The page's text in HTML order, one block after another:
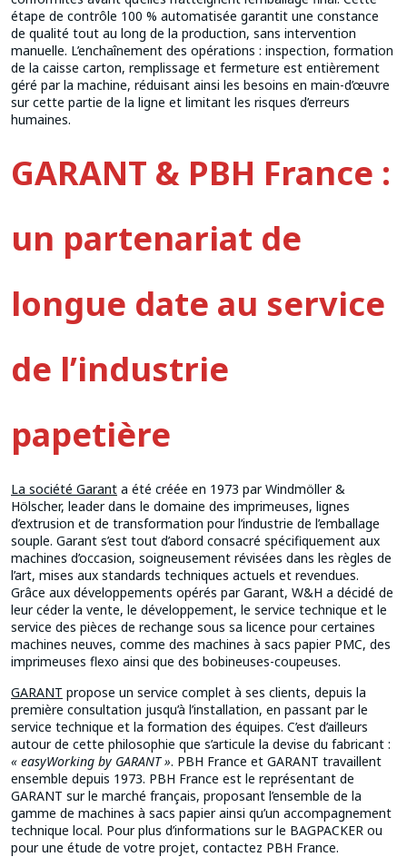
étape de contrôle 100 % automatisée garantit une constance
de qualité tout au long de la production, sans intervention
manuelle. L’enchaînement des opérations : inspection, formation
de la caisse carton, remplissage et fermeture est entièrement
géré par la machine, réduisant ainsi les besoins en main-d’œuvre
sur cette partie de la ligne et limitant les risques d’erreurs
humaines.
GARANT & PBH France :
un partenariat de
longue date au service
de l’industrie
papetière
La société Garant a été créée en 1973 par Windmöller &
Hölscher, leader dans le domaine des imprimeuses, lignes
d’extrusion et de transformation pour l’industrie de l’emballage
souple. Garant s’est tout d’abord consacré spécifiquement aux
machines d’occasion, soigneusement révisées dans les règles de
l’art, mises aux standards techniques actuels et revendues.
Grâce aux développements opérés par Garant, W&H a décidé de
leur céder la vente, le développement, le service technique et le
service des pièces de rechange sous sa licence pour certaines
machines neuves, comme des machines à sacs papier PMC, des
imprimeuses flexo ainsi que des bobineuses-coupeuses.
GARANT propose un service complet à ses clients, depuis la
première consultation jusqu’à l’installation, en passant par le
service technique et la formation des équipes. C’est d’ailleurs
autour de cette philosophie que s’articule la devise du fabricant :
« easyWorking by GARANT ». PBH France et GARANT travaillent
ensemble depuis 1973. PBH France est le représentant de
GARANT sur le marché français, proposant l’ensemble de la
gamme de machines à sacs papier ainsi qu’un accompagnement
technique local. Pour plus d’informations sur le BAGPACKER ou
pour une étude de votre projet, contactez PBH France.